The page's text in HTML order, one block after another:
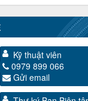
Kỹ thuật viên
0979 899 066
Gửi email
công tác quả lý tài
chấm dứt hoạt
04/2025